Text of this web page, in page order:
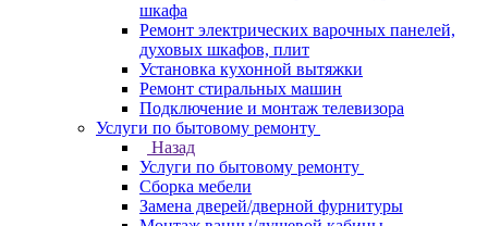
шкафа
Ремонт электрических варочных панелей,
духовых шкафов, плит
Установка кухонной вытяжки
Ремонт стиральных машин
Подключение и монтаж телевизора
Услуги по бытовому ремонту
Назад
Услуги по бытовому ремонту
Сборка мебели
Замена дверей/дверной фурнитуры